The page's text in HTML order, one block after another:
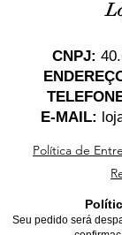
CNPJ:
E-MAIL:
Política de
Seu pedido será